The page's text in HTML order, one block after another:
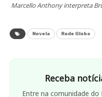
Marcello Anthony interpreta
Novela Rede Globo
Receba
Entre na comunidade